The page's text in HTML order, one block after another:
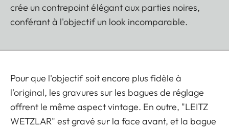
crée un contrepoint élégant aux parties noires,
conférant à l'objectif un look incomparable.
Pour que l'objectif soit encore plus fidèle à
l'original, les gravures sur les bagues de réglage
offrent le même aspect vintage. En outre, "LEITZ
WETZLAR" est gravé sur la face avant, et la bague